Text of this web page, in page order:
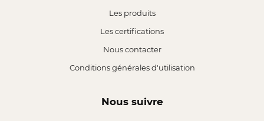
Les produits
Les certifications
Nous contacter
Conditions générales d'utilisation
Nous suivre